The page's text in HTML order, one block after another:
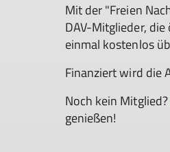
Mit der "Freien
DAV-Mitglieder,
einmal kostenlos
Finanziert wird die
Noch kein Mitglied?
genießen!